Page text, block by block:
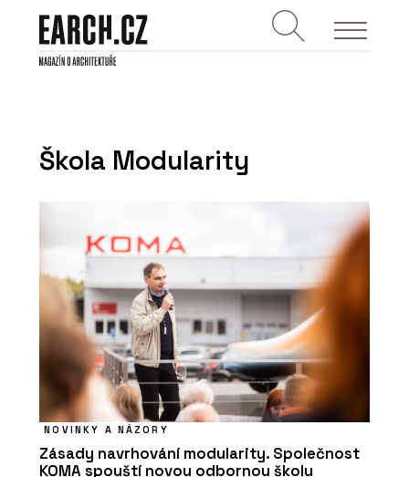
Škola Modularity
NOVINKY A NÁZORY
Zásady navrhování modularity. Společnost
KOMA spouští novou odbornou školu